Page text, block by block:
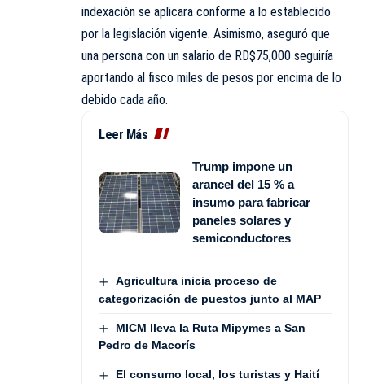
indexación se aplicara conforme a lo establecido
por la legislación vigente. Asimismo, aseguró que
una persona con un salario de RD$75,000 seguiría
aportando al fisco miles de pesos por encima de lo
debido cada año.
Leer Más
Trump impone un
arancel del 15 % a
insumo para fabricar
paneles solares y
semiconductores
Agricultura inicia proceso de
categorización de puestos junto al MAP
MICM lleva la Ruta Mipymes a San
Pedro de Macorís
El consumo local, los turistas y Haití